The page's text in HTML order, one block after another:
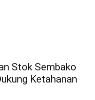
Stok Sembako
Ketahanan